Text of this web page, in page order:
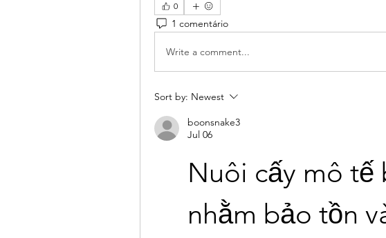
0
1 comentário
Write a comment...
Sort by: Newest
boonsnake3
Jul 06
Nuôi cấy mô tế
nhằm bảo tồn